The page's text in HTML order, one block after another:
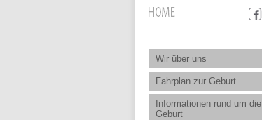
Wir über uns
Fahrplan zur Geburt
Informationen rund um die
Geburt